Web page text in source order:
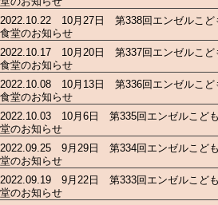
2022.10.22 10月27日 第338回エンゼルこど
食堂のお知らせ
2022.10.17 10月20日 第337回エンゼルこど
食堂のお知らせ
2022.10.08 10月13日 第336回エンゼルこど
食堂のお知らせ
2022.10.03 10月6日 第335回エンゼルこど
堂のお知らせ
2022.09.25 9月29日 第334回エンゼルこど
堂のお知らせ
2022.09.19 9月22日 第333回エンゼルこど
堂のお知らせ